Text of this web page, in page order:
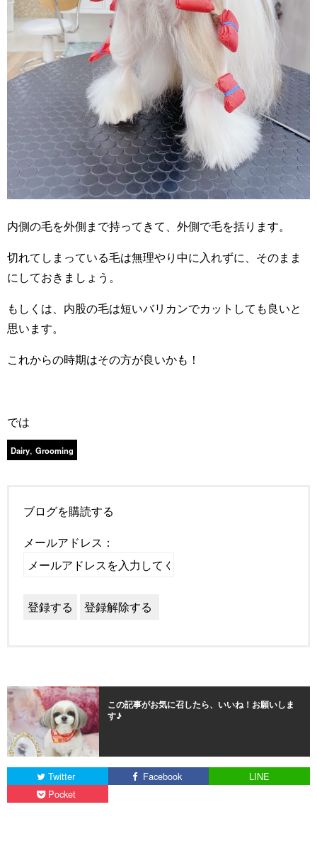
内側の毛を外側まで持ってきて、外側で毛を括ります。
切れてしまっている毛は無理やり中に入れずに、そのまま
にしておきましょう。
もしくは、内股の毛は短いバリカンでカットしても良いと
思います。
これからの時期はその方が良いかも！
では
Dairy, Grooming
ブログを購読する
メールアドレス：
この記事がお気に召したら、いいね！お願いしま
す♪
Twitter Facebook
LINE
Pocket